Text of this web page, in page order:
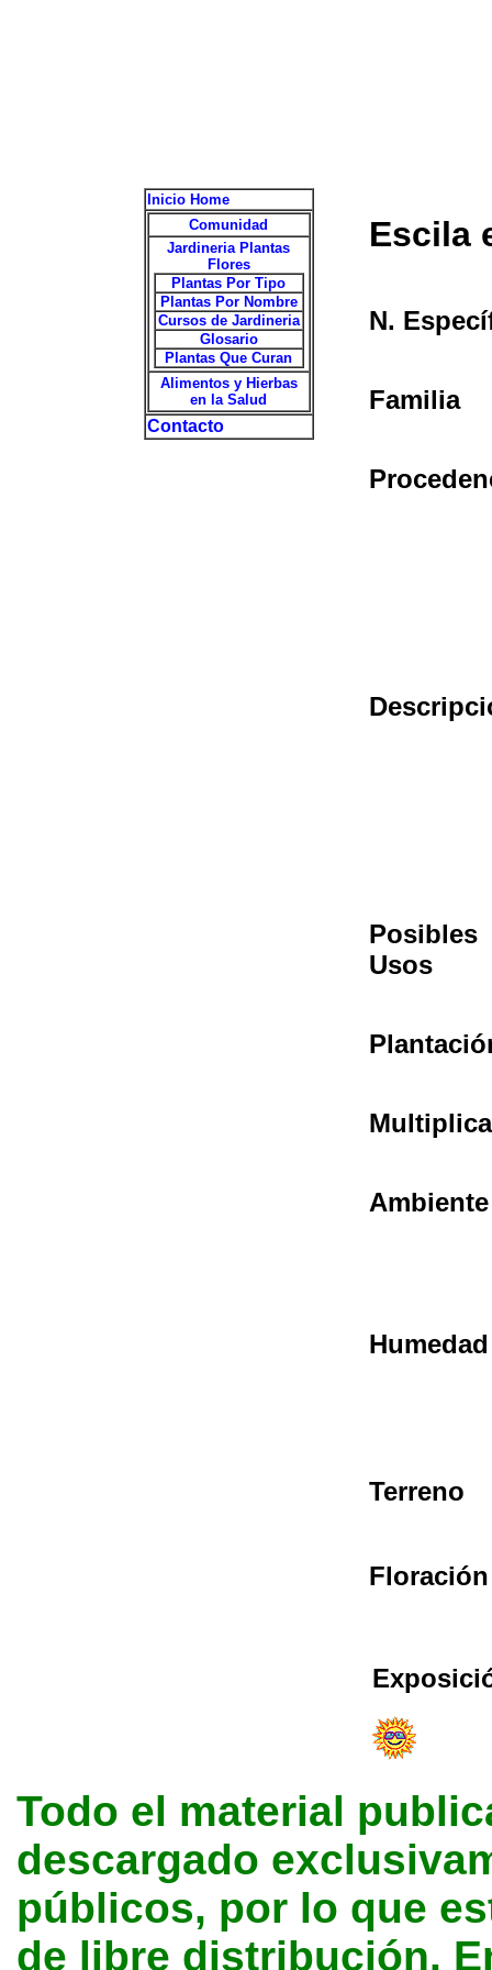
Inicio Home
Comunidad
Jardineria Plantas
Flores
Plantas Por Tipo
Plantas Por Nombre
Cursos de Jardineria
Glosario
Plantas Que Curan
Alimentos y Hierbas
en la Salud
Contacto
Escila
N.
Familia
Posibles
Usos
Ambiente
Humedad
Terreno
Floración
Todo el material
descargado
públicos, por lo que
de libre distribución.